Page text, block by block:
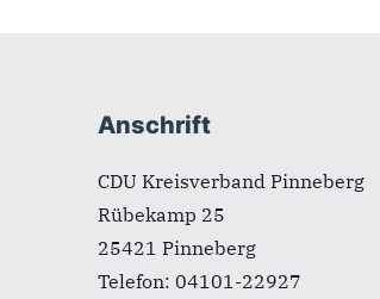
Fußbereich
Anschrift
CDU Kreisverband Pinneberg
Rübekamp 25
25421 Pinneberg
Telefon: 04101-22927